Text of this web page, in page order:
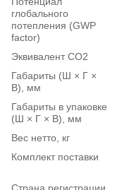
глобального
потепления (GWP
factor)
Эквивалент СО2
Габариты (Ш × Г ×
В), мм
Габариты в упаковке
(Ш × Г × В), мм
Вес нетто, кг
Комплект поставки
Страна регистрации